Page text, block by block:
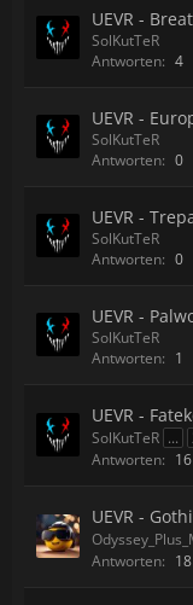
UEVR -
SolKutTeR
Antworten: 4
UEVR -
SolKutTeR
Antworten: 0
UEVR -
SolKutTeR
Antworten: 0
UEVR -
SolKutTeR
Antworten: 1
UEVR -
SolKutTeR ...
Antworten: 16
UEVR -
Antworten: 18